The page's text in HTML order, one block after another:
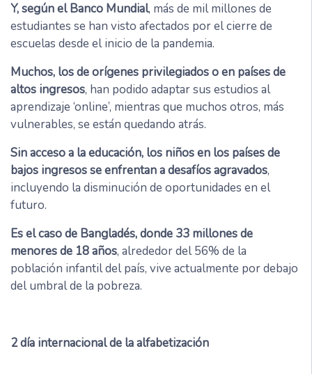
Y, según el Banco Mundial, más de mil millones de
estudiantes se han visto afectados por el cierre de
escuelas desde el inicio de la pandemia.
Muchos, los de orígenes privilegiados o en países de
altos ingresos, han podido adaptar sus estudios al
aprendizaje ‘online’, mientras que muchos otros, más
vulnerables, se están quedando atrás.
Sin acceso a la educación, los niños en los países de
bajos ingresos se enfrentan a desafíos agravados,
incluyendo la disminución de oportunidades en el
futuro.
Es el caso de Bangladés, donde 33 millones de
menores de 18 años, alrededor del 56% de la
población infantil del país, vive actualmente por debajo
del umbral de la pobreza.
2día internacional de la alfabetización